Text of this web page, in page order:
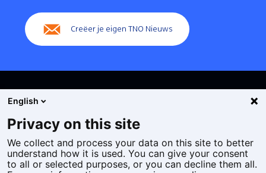
Creëer je eigen TNO Nieuws
Cookies
Privacy statement
Toegankelijkheid
English
Privacy on this site
We collect and process your data on this site to better
understand how it is used. You can give your consent
to all or selected purposes, or you can decline them all.